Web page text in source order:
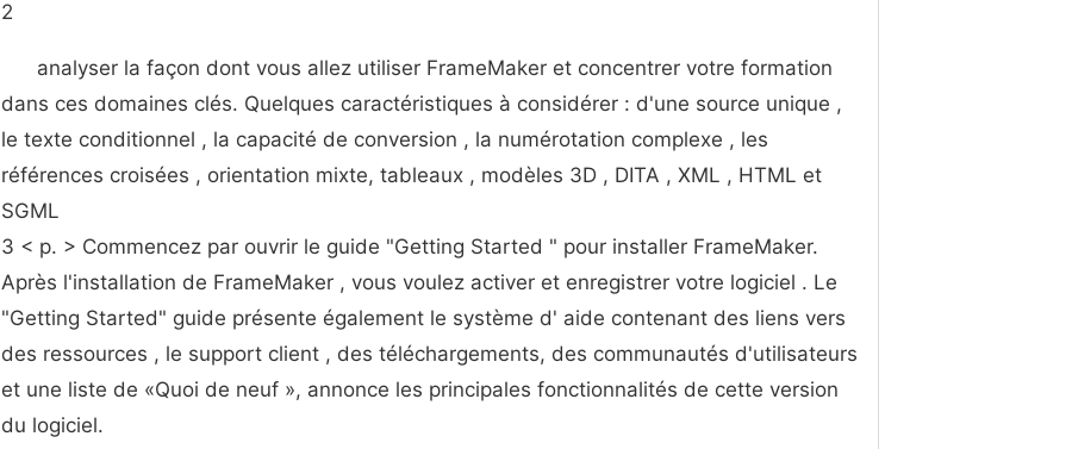
2
analyser la façon dont vous allez utiliser FrameMaker et concentrer votre formation
dans ces domaines clés. Quelques caractéristiques à considérer : d'une source unique ,
le texte conditionnel , la capacité de conversion , la numérotation complexe , les
références croisées , orientation mixte, tableaux , modèles 3D , DITA , XML , HTML et
SGML
3 < p. > Commencez par ouvrir le guide "Getting Started " pour installer FrameMaker.
Après l'installation de FrameMaker , vous voulez activer et enregistrer votre logiciel . Le
"Getting Started" guide présente également le système d' aide contenant des liens vers
des ressources , le support client , des téléchargements, des communautés d'utilisateurs
et une liste de «Quoi de neuf », annonce les principales fonctionnalités de cette version
du logiciel.